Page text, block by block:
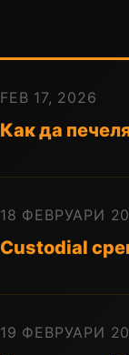
FEB 17, 2026
Как да
18 ФЕВРУАРИ
Custodial
19 ФЕВРУАРИ